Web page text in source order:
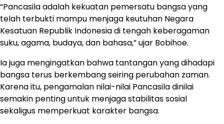
“Pancasila adalah kekuatan pemersatu bangsa yang
telah terbukti mampu menjaga keutuhan Negara
Kesatuan Republik Indonesia di tengah keberagaman
suku, agama, budaya, dan bahasa,” ujar Bobihoe.
Ia juga mengingatkan bahwa tantangan yang dihadapi
bangsa terus berkembang seiring perubahan zaman.
Karena itu, pengamalan nilai-nilai Pancasila dinilai
semakin penting untuk menjaga stabilitas sosial
sekaligus memperkuat karakter bangsa.